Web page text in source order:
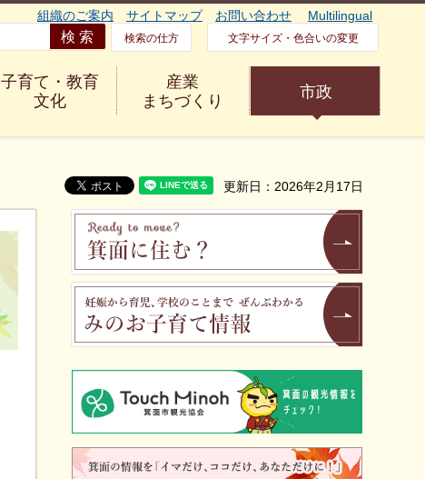
組織のご案内 サイトマップ お問い合わせ Multilingual
検索の仕方 文字サイズ・色合いの変更
子育て・教育
文化
産業
まちづくり
市政
更新日：2026年2月17日